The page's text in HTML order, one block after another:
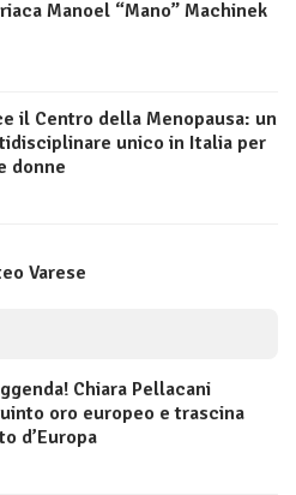
Manoel “Mano” Machinek
il Centro della Menopausa: un
unico in Italia per
donne
Varese
Chiara Pellacani
oro europeo e trascina
d’Europa